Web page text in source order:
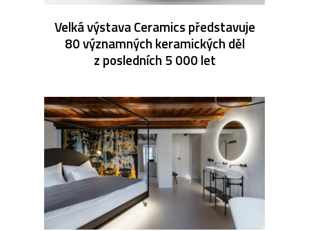
Velká výstava Ceramics představuje
80 významných keramických děl
z posledních 5 000 let